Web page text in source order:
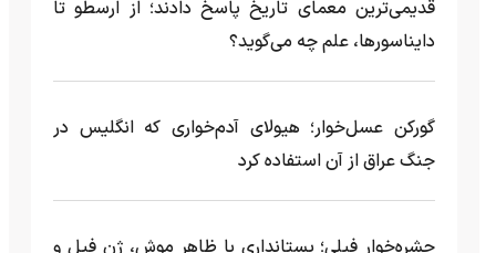
قدیمی‌ترین معمای تاریخ پاسخ دادند؛ از ارسطو تا
دایناسورها، علم چه می‌گوید؟
گورکن عسل‌خوار؛ هیولای آدم‌خواری که انگلیس در
جنگ عراق از آن استفاده کرد
حشره‌خوار فیلی؛ پستانداری با ظاهر موش، ژن فیل و